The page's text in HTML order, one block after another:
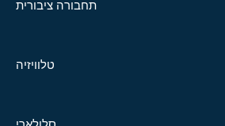
תחבורה ציבורית
טלוויזיה